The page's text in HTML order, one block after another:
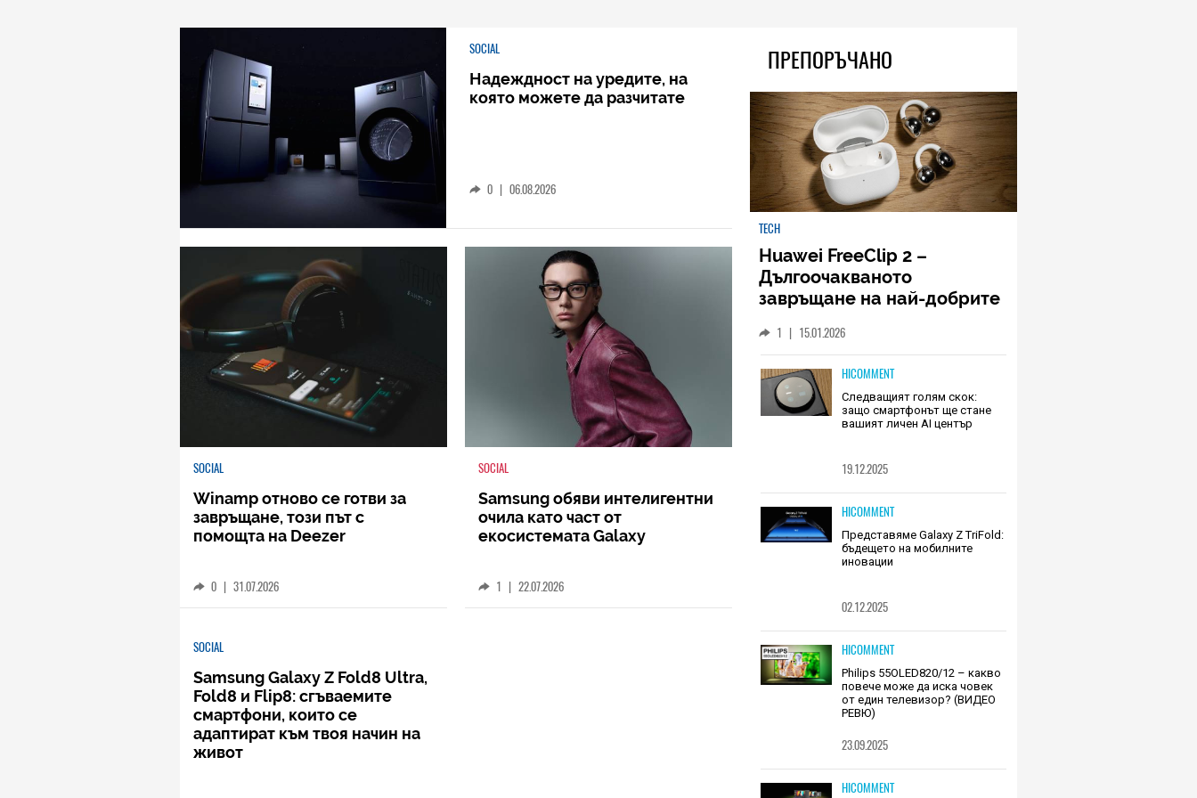
SOCIAL
Надеждност на уредите, на
която можете да разчитате
0 | 06.08.2026
SOCIAL
Winamp отново се готви за
завръщане, този път с
помощта на Deezer
0 | 31.07.2026
SOCIAL
Samsung обяви интелигентни
очила като част от
екосистемата Galaxy
1 | 22.07.2026
SOCIAL
Samsung Galaxy Z Fold8 Ultra,
Fold8 и Flip8: сгъваемите
смартфони, които се
адаптират към твоя начин на
живот
ПРЕПОРЪЧАНО
TECH
Huawei FreeClip 2 –
Дългоочакваното
завръщане на най-добрите
1 | 15.01.2026
HICOMMENT
Следващият голям скок:
защо смартфонът ще стане
вашият личен AI център
19.12.2025
HICOMMENT
Представяме Galaxy Z TriFold:
бъдещето на мобилните
иновации
02.12.2025
HICOMMENT
Philips 55OLED820/12 – какво
повече може да иска човек
от един телевизор? (ВИДЕО
РЕВЮ)
23.09.2025
HICOMMENT